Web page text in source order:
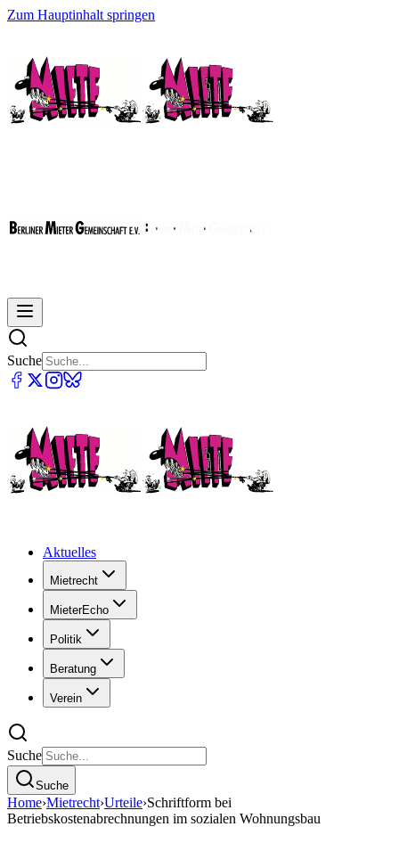
Zum Hauptinhalt springen
Suche
Aktuelles
Mietrecht
MieterEcho
Politik
Beratung
Verein
Suche
Suche
Home›Mietrecht›Urteile›Schriftform bei
Betriebskostenabrechnungen im sozialen Wohnungsbau